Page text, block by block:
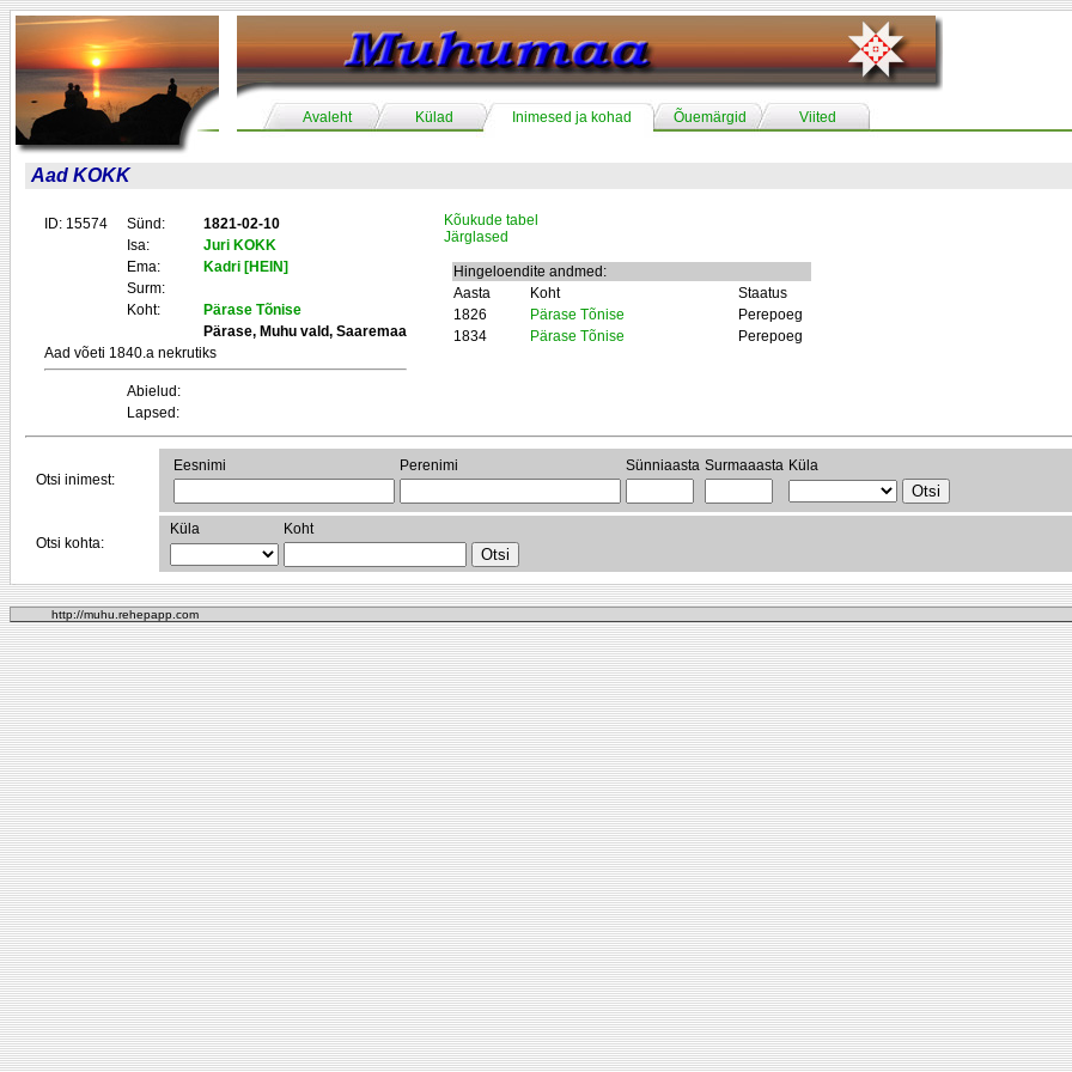
Avaleht Külad Inimesed ja kohad Õuemärgid Viited
Aad KOKK
ID: 15574 Sünd:
1821-02-10
Isa:
Juri KOKK
Ema:
Kadri [HEIN]
Surm:
Koht:
Pärase Tõnise
Pärase, Muhu vald, Saaremaa
Aad võeti 1840.a nekrutiks
Abielud:
Lapsed:
Kõukude tabel
Järglased
Hingeloendite andmed:
Aasta
Koht
Staatus
1826
Pärase Tõnise
Perepoeg
1834
Pärase Tõnise Perepoeg
Otsi inimest:
Eesnimi Perenimi Sünniaasta Surmaaasta Küla
Otsi kohta:
Küla Koht
http://muhu.rehepapp.com